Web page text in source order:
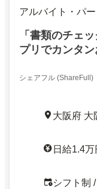
アルバイト・パー
「書類のチェ
プリでカンタ
シェアフル (ShareFull)
大阪府 大
日給1.4万
シフト制